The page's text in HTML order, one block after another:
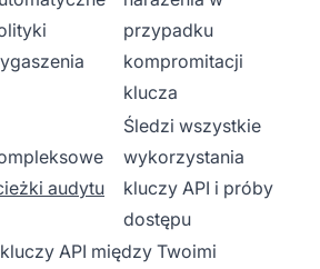
przypadku
kompromitacji
klucza
audytu
Śledzi wszystkie
wykorzystania
kluczy API i próby
dostępu
API między Twoimi